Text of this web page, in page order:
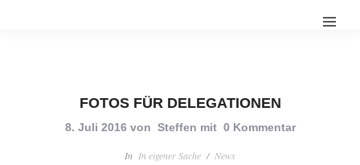
FOTOS FÜR DELEGATIONEN
8. Juli 2016 von Steffen mit 0 Kommentar
In In eigener Sache / News